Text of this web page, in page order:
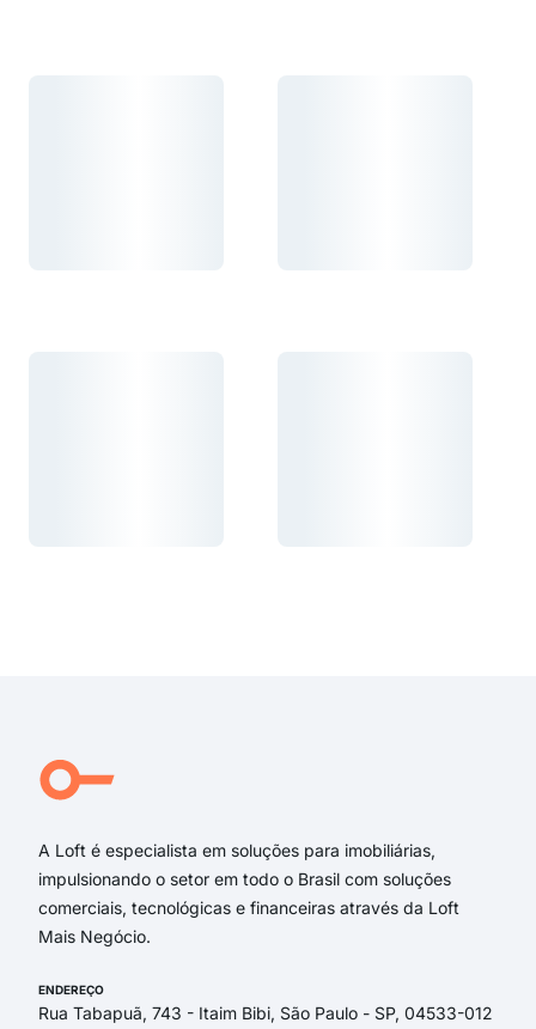
A Loft é especialista em soluções para imobiliárias,
impulsionando o setor em todo o Brasil com soluções
comerciais, tecnológicas e financeiras através da Loft
Mais Negócio.
ENDEREÇO
Rua Tabapuã, 743 - Itaim Bibi, São Paulo - SP, 04533-012